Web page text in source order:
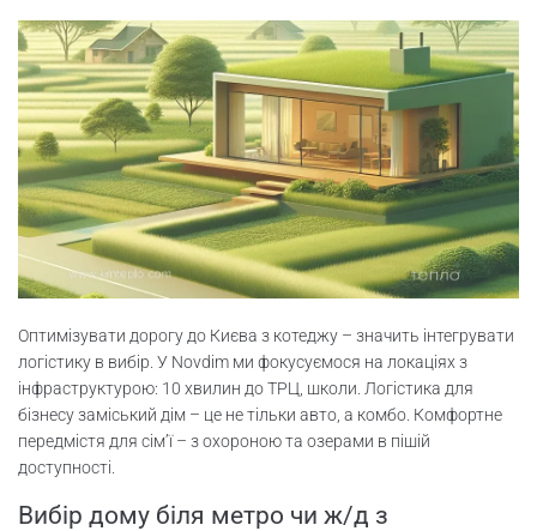
Оптимізувати дорогу до Києва з котеджу – значить інтегрувати
логістику в вибір. У Novdim ми фокусуємося на локаціях з
інфраструктурою: 10 хвилин до ТРЦ, школи. Логістика для
бізнесу заміський дім – це не тільки авто, а комбо. Комфортне
передмістя для сім’ї – з охороною та озерами в пішій
доступності.
Вибір дому біля метро чи ж/д з